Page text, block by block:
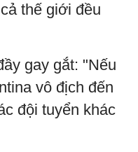
thế giới đều
gay gắt: "Nếu
vô địch đến
đội tuyển khác